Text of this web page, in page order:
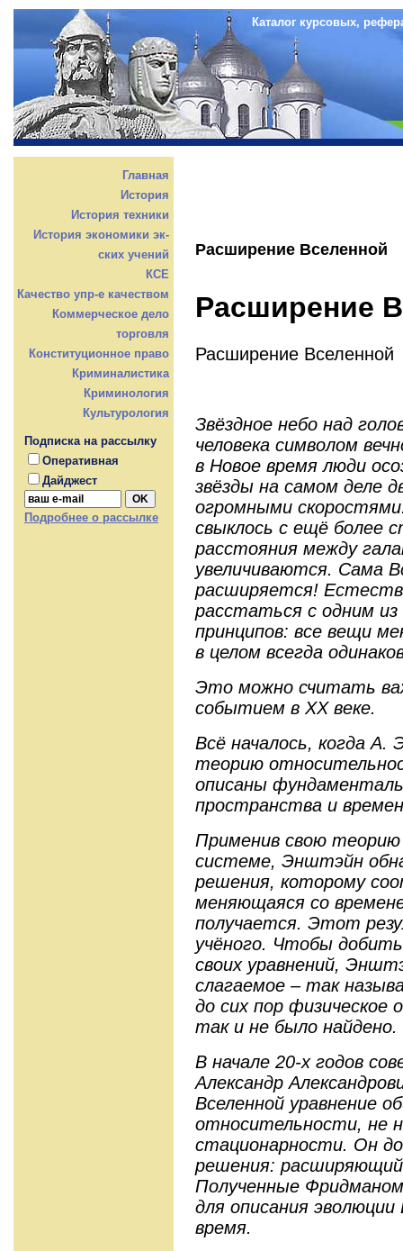
Каталог курсовых,
Главная
История
История техники
История экономики эк-
ских учений
КСЕ
Качество упр-е качеством
Коммерческое дело
торговля
Конституционное право
Криминалистика
Криминология
Культурология
Подписка на рассылку
Оперативная
Дайджест
Подробнее о рассылке
Расширение Вселенной
Расширение
Расширение Вселенной
Звёздное небо над
человека символом
в Новое время люди
звёзды на самом деле
огромными
свыклось с ещё более
расстояния между
увеличиваются. Сама
расширяется!
расстаться с одним из
принципов: все вещи
в целом всегда
Это можно считать
событием в ХХ веке.
Всё началось, когда
теорию
описаны
пространства и
Применив свою теорию
системе, Энштэйн
решения, которому
меняющаяся со
получается. Этот
учёного. Чтобы
своих уравнений,
слагаемое – так
до сих пор физическое
так и не было найдено.
В начале 20-х годов
Александр
Вселенной уравнение
относительности, не
стационарности. Он
решения:
Полученные
для описания
время.